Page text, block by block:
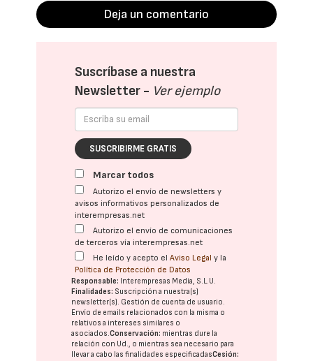
Deja un comentario
Suscríbase a nuestra
Newsletter - Ver ejemplo
SUSCRIBIRME GRATIS
Marcar todos
Autorizo el envío de newsletters y
avisos informativos personalizados de
interempresas.net
Autorizo el envío de comunicaciones
de terceros vía interempresas.net
He leído y acepto elAviso Legal y la
Política de Protección de Datos
Responsable: Interempresas Media, S.L.U.
Finalidades: Suscripción a nuestra(s)
newsletter(s). Gestión de cuenta de usuario.
Envío de emails relacionados con la misma o
relativos a intereses similares o
asociados.Conservación: mientras dure la
relación con Ud., o mientras sea necesario para
llevar a cabo las finalidades especificadasCesión: